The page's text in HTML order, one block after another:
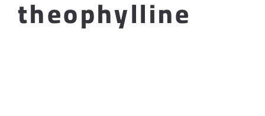
theophylline